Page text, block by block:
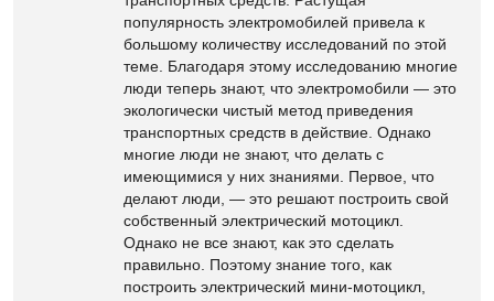
популярность электромобилей привела к
большому количеству исследований по этой
теме. Благодаря этому исследованию многие
люди теперь знают, что электромобили — это
экологически чистый метод приведения
транспортных средств в действие. Однако
многие люди не знают, что делать с
имеющимися у них знаниями. Первое, что
делают люди, — это решают построить свой
собственный электрический мотоцикл.
Однако не все знают, как это сделать
правильно. Поэтому знание того, как
построить электрический мини-мотоцикл,